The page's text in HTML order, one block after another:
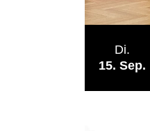
Di.
15 Sep.